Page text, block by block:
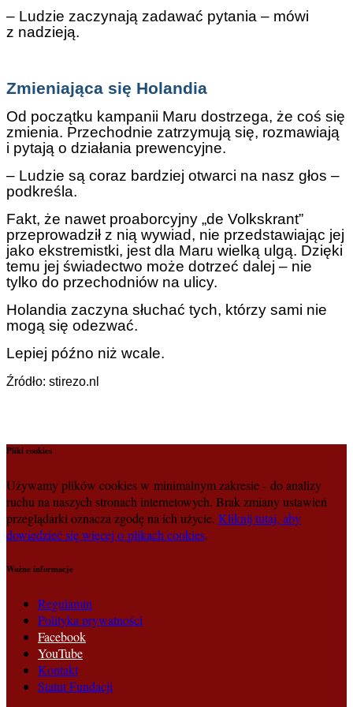
– Ludzie zaczynają zadawać pytania – mówi
z nadzieją.
Zmieniająca się Holandia
Od początku kampanii Maru dostrzega, że coś się
zmienia. Przechodnie zatrzymują się, rozmawiają
i pytają o działania prewencyjne.
– Ludzie są coraz bardziej otwarci na nasz głos –
podkreśla.
Fakt, że nawet proaborcyjny „de Volkskrant”
przeprowadził z nią wywiad, nie przedstawiając jej
jako ekstremistki, jest dla Maru wielką ulgą. Dzięki
temu jej świadectwo może dotrzeć dalej – nie
tylko do przechodniów na ulicy.
Holandia zaczyna słuchać tych, którzy sami nie
mogą się odezwać.
Lepiej późno niż wcale.
Źródło: stirezo.nl
Pliki cookies
Używamy plików cookies w minimalnym zakresie - do analizy
ruchu na naszych stronach internetowych. Brak zmiany ustawień
przeglądarki oznacza zgodę na ich użycie. Kliknij tutaj, aby
dowiedzieć się więcej o plikach cookies.
Ważne informacje
Regulamin
Polityka prywatności
Facebook
YouTube
Kontakt
Statut Fundacji